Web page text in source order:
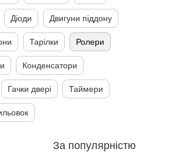
Діоди Двигуни піддону
Тарілки Ролери
Конденсатори
Гачки двері Таймери
За популярністю